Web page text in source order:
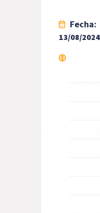
Fecha:
13/08/2024
Descubre lo
empresa.
Un